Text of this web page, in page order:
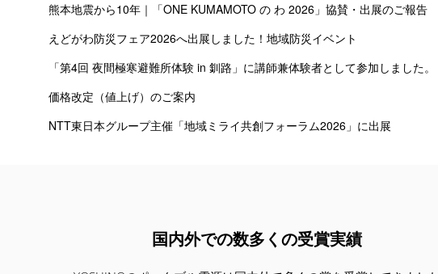
熊本地震から10年｜「ONE KUMAMOTO の わ 2026」協賛・出展のご報告
えどがわ防災フェア2026へ出展しました！地域防災イベント
「第4回 夜間極寒避難所体験 in 釧路」に講師兼体験者として参加しました。
価格改定（値上げ）のご案内
NTT東日本グループ主催「地域ミライ共創フォーラム2026」に出展
国内外での数多くの受賞実績